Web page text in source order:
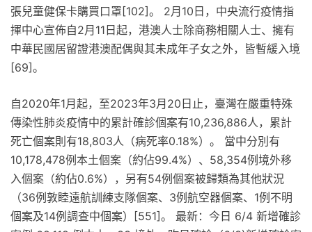
張兒童健保卡購買口罩[102]。 2月10日，中央流行疫情指
揮中心宣佈自2月11日起，港澳人士除商務相關人士、擁有
中華民國居留證港澳配偶與其未成年子女之外，皆暫緩入境
[69]。
自2020年1月起，至2023年3月20日止，臺灣在嚴重特殊
傳染性肺炎疫情中的累計確診個案有10,236,886人，累計
死亡個案則有18,803人（病死率0.18%）。 當中分別有
10,178,478例本土個案（約佔99.4%）、58,354例境外移
入個案（約佔0.6%），另有54例個案被歸類為其他狀況
（36例敦睦遠航訓練支隊個案、3例航空器個案、1例不明
個案及14例調查中個案）[551]。 最新：今日 6/4 新增確診